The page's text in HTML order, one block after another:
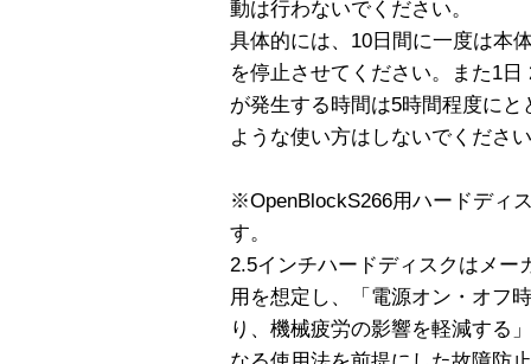
動は行わないでください。
具体的には、10日間に一度は本
を停止させてください。また1
が発生する時間は5時間程度に
ような使い方はしないでくださ
※OpenBlockS266用ハードディ
す。
2.5インチハードディスクはメー
用を想定し、「電源オン・オフ
り、機械疲労の影響を軽減する